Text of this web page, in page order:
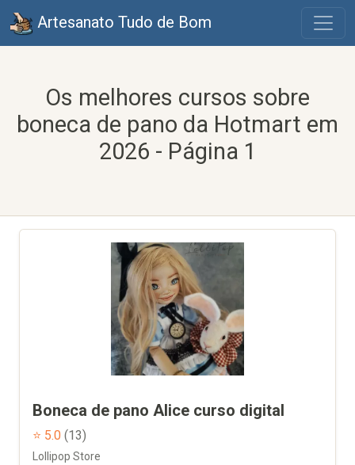
Artesanato Tudo de Bom
Os melhores cursos sobre
boneca de pano da Hotmart em
2026 - Página 1
Boneca de pano Alice curso digital
⭐ 5.0 (13)
Lollipop Store